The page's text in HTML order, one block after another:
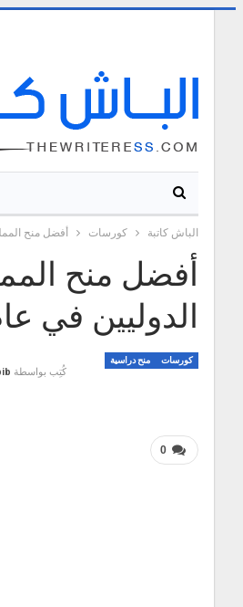
الباش كاتبة كورسات أفضل منح
أفضل منح
الدوليين في عام
كورسات منح دراسية
كُتِب بواسطة
0